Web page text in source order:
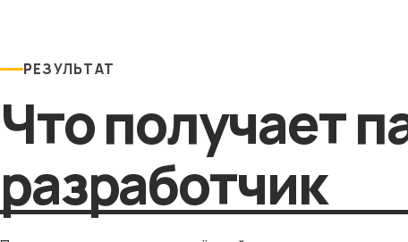
РЕЗУЛЬТАТ
Что получает
разработчик